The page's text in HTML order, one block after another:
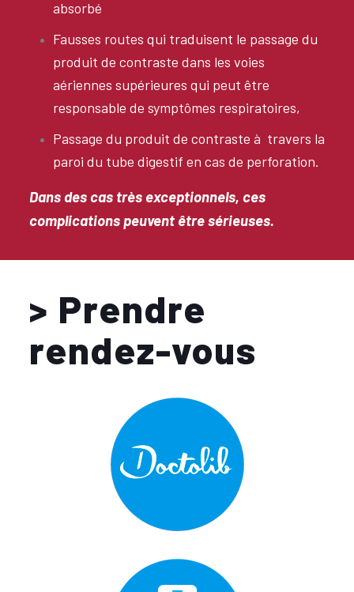
absorbé
Fausses routes qui traduisent le passage du
produit de contraste dans les voies
aériennes supérieures qui peut être
responsable de symptômes respiratoires,
Passage du produit de contraste à travers la
paroi du tube digestif en cas de perforation.
Dans des cas très exceptionnels, ces
complications peuvent être sérieuses.
> Prendre
rendez-vous